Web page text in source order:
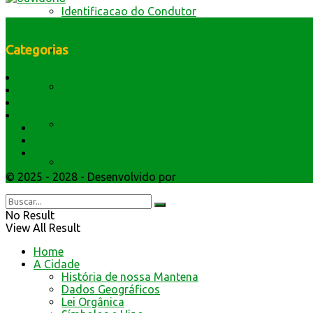
Identificacao do Condutor
Requerimento para Cartão de Autista
Cultura e Turismo
Categorias
Dados Geográficos
Secretarios
© 2025 - 2028 - Desenvolvido por
No Result
View All Result
Home
A Cidade
História de nossa Mantena
Dados Geográficos
Lei Orgânica